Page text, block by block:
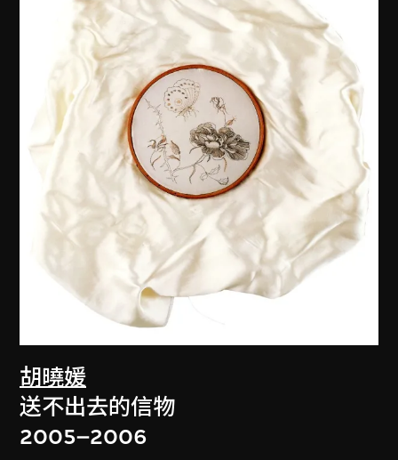
胡曉媛
送不出去的信物
2005–2006